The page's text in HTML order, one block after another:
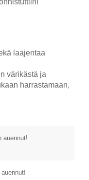
laajentaa
värikästä ja
harrastamaan,
auennut!